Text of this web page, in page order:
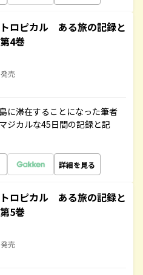
ロピカル ある旅の記録と
4巻
売
に滞在することになった筆者
ジカルな45日間の記録と記
詳細を見る
ロピカル ある旅の記録と
5巻
売